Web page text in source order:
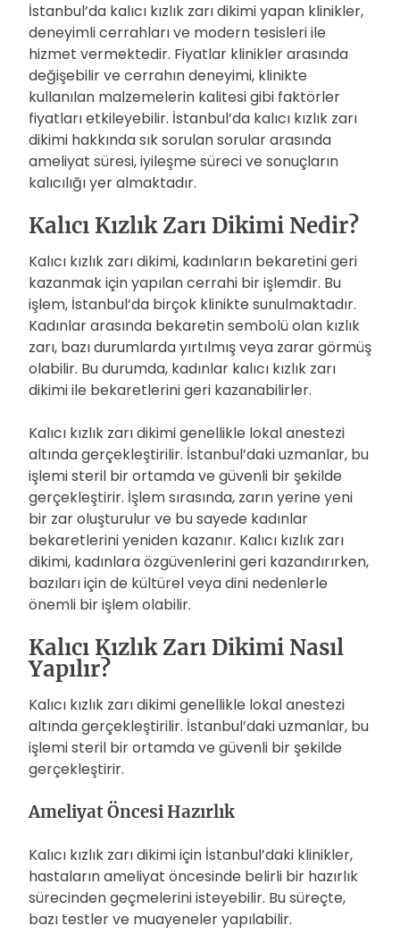
İstanbul’da kalıcı kızlık zarı dikimi yapan klinikler,
deneyimli cerrahları ve modern tesisleri ile
hizmet vermektedir. Fiyatlar klinikler arasında
değişebilir ve cerrahın deneyimi, klinikte
kullanılan malzemelerin kalitesi gibi faktörler
fiyatları etkileyebilir. İstanbul’da kalıcı kızlık zarı
dikimi hakkında sık sorulan sorular arasında
ameliyat süresi, iyileşme süreci ve sonuçların
kalıcılığı yer almaktadır.
Kalıcı Kızlık Zarı Dikimi Nedir?
Kalıcı kızlık zarı dikimi, kadınların bekaretini geri
kazanmak için yapılan cerrahi bir işlemdir. Bu
işlem, İstanbul’da birçok klinikte sunulmaktadır.
Kadınlar arasında bekaretin sembolü olan kızlık
zarı, bazı durumlarda yırtılmış veya zarar görmüş
olabilir. Bu durumda, kadınlar kalıcı kızlık zarı
dikimi ile bekaretlerini geri kazanabilirler.
Kalıcı kızlık zarı dikimi genellikle lokal anestezi
altında gerçekleştirilir. İstanbul’daki uzmanlar, bu
işlemi steril bir ortamda ve güvenli bir şekilde
gerçekleştirir. İşlem sırasında, zarın yerine yeni
bir zar oluşturulur ve bu sayede kadınlar
bekaretlerini yeniden kazanır. Kalıcı kızlık zarı
dikimi, kadınlara özgüvenlerini geri kazandırırken,
bazıları için de kültürel veya dini nedenlerle
önemli bir işlem olabilir.
Kalıcı Kızlık Zarı Dikimi Nasıl
Yapılır?
Kalıcı kızlık zarı dikimi genellikle lokal anestezi
altında gerçekleştirilir. İstanbul’daki uzmanlar, bu
işlemi steril bir ortamda ve güvenli bir şekilde
gerçekleştirir.
Ameliyat Öncesi Hazırlık
Kalıcı kızlık zarı dikimi için İstanbul’daki klinikler,
hastaların ameliyat öncesinde belirli bir hazırlık
sürecinden geçmelerini isteyebilir. Bu süreçte,
bazı testler ve muayeneler yapılabilir.